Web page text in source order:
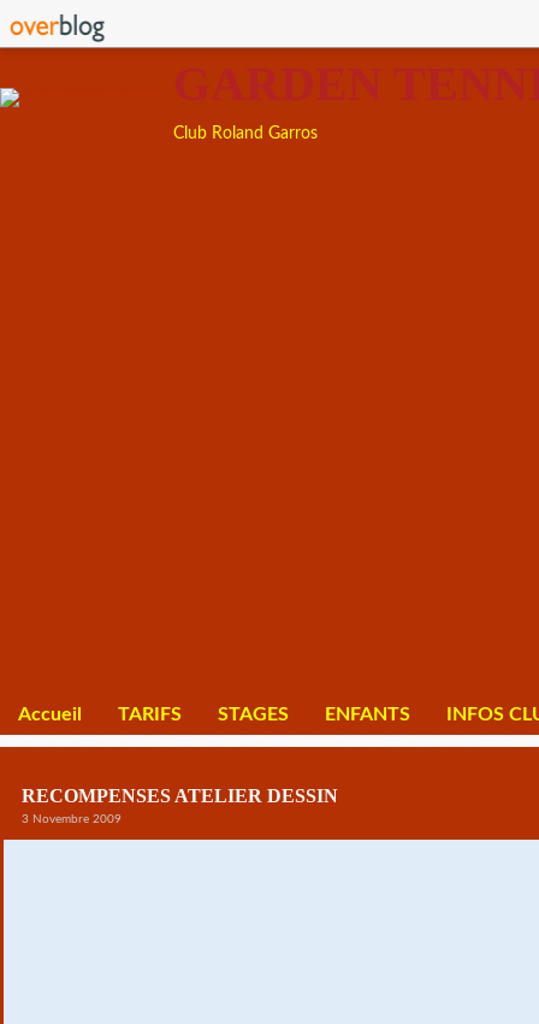
GARDEN
Club Roland Garros
Accueil TARIFS STAGES ENFANTS INFOS
RECOMPENSES ATELIER DESSIN
3 Novembre 2009